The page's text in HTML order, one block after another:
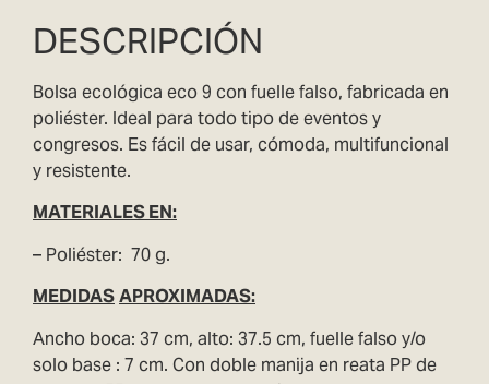
DESCRIPCIÓN
Bolsa ecológica eco 9 con fuelle falso, fabricada en
poliéster. Ideal para todo tipo de eventos y
congresos. Es fácil de usar, cómoda, multifuncional
y resistente.
MATERIALES EN:
– Poliéster: 70 g.
MEDIDASAPROXIMADAS:
Ancho boca: 37 cm, alto: 37.5 cm, fuelle falso y/o
solo base : 7 cm. Con doble manija en reata PP de